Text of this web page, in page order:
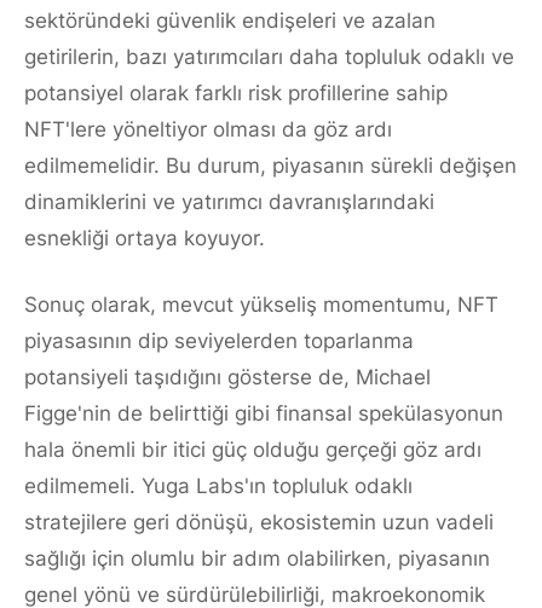
sektöründeki güvenlik endişeleri ve azalan
getirilerin, bazı yatırımcıları daha topluluk odaklı ve
potansiyel olarak farklı risk profillerine sahip
NFT'lere yöneltiyor olması da göz ardı
edilmemelidir. Bu durum, piyasanın sürekli değişen
dinamiklerini ve yatırımcı davranışlarındaki
esnekliği ortaya koyuyor.
Sonuç olarak, mevcut yükseliş momentumu, NFT
piyasasının dip seviyelerden toparlanma
potansiyeli taşıdığını gösterse de, Michael
Figge'nin de belirttiği gibi finansal spekülasyonun
hala önemli bir itici güç olduğu gerçeği göz ardı
edilmemeli. Yuga Labs'ın topluluk odaklı
stratejilere geri dönüşü, ekosistemin uzun vadeli
sağlığı için olumlu bir adım olabilirken, piyasanın
genel yönü ve sürdürülebilirliği, makroekonomik